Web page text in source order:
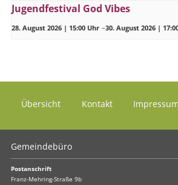
Jugendfestival God Vibes
28. August 2026 | 15:00 Uhr –30. August 2026 |
Übersicht Kontakt Impressum
Gemeindebüro
Postanschrift
Franz-Mehring-Straße 9b